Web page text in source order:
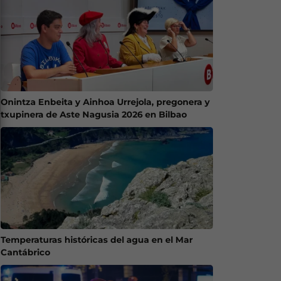
Onintza Enbeita y Ainhoa Urrejola, pregonera y
txupinera de Aste Nagusia 2026 en Bilbao
Temperaturas históricas del agua en el Mar
Cantábrico